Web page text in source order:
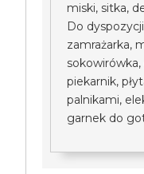
miski, sitka,
Do
zamrażarka,
piekarnik,
palnikami,
garnek do